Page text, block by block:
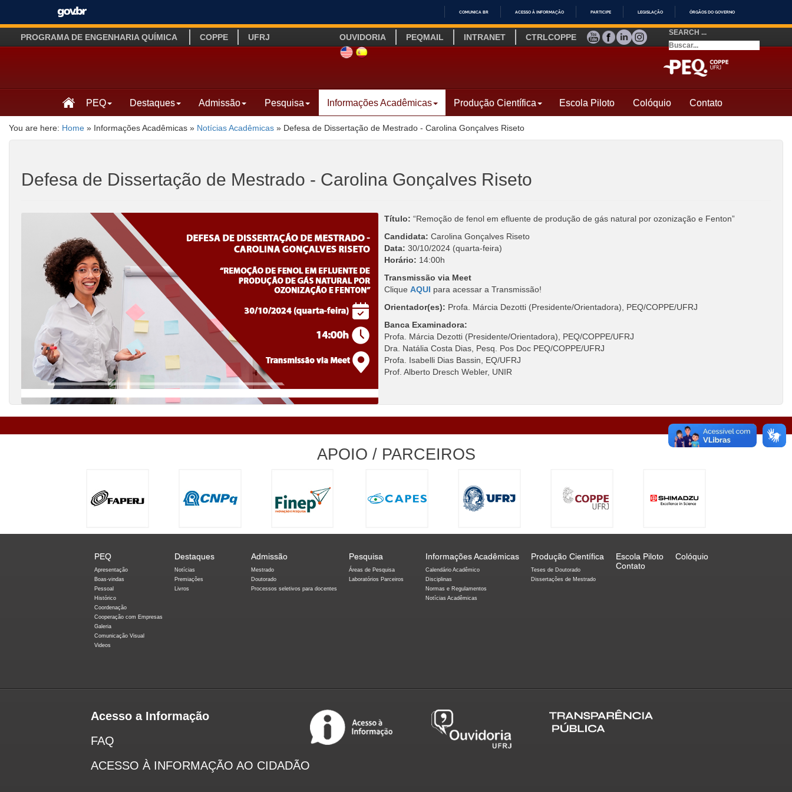
IR
O
COMUNICA BR ACESSO À INFORMAÇÃO PARTICIPE LEGISLAÇÃO ÓRGÃOS DO GOVERNO
PROGRAMA DE ENGENHARIA QUÍMICA COPPE UFRJ OUVIDORIA PEQMAIL INTRANET CTRLCOPPE YOUTUBE
FACEBOOK
LINKEDIN
INSTAGRAM
SITE INGLÊS
LINK SITE ESPANHOL
SEARCH ...
PEQ Destaques Admissão Pesquisa Informações Acadêmicas Produção Científica Escola Piloto Colóquio Contato
You are here: Home » Informações Acadêmicas » Notícias Acadêmicas » Defesa de Dissertação de Mestrado - Carolina Gonçalves Riseto
Defesa de Dissertação de Mestrado - Carolina Gonçalves Riseto
Título: “Remoção de fenol em efluente de produção de gás natural por ozonização e Fenton”
Candidata: Carolina Gonçalves Riseto
Data: 30/10/2024 (quarta-feira)
Horário: 14:00h
Transmissão via Meet
Clique AQUI para acessar a Transmissão!
Orientador(es): Profa. Márcia Dezotti (Presidente/Orientadora), PEQ/COPPE/UFRJ
Banca Examinadora:
Profa. Márcia Dezotti (Presidente/Orientadora), PEQ/COPPE/UFRJ
Dra. Natália Costa Dias, Pesq. Pos Doc PEQ/COPPE/UFRJ
Profa. Isabelli Dias Bassin, EQ/UFRJ
Prof. Alberto Dresch Webler, UNIR
APOIO / PARCEIROS
PEQ
Apresentação
Boas-vindas
Pessoal
Histórico
Coordenação
Cooperação com Empresas
Galeria
Comunicação Visual
Videos
Destaques
Notícias
Premiações
Livros
Admissão
Mestrado
Doutorado
Processos seletivos para docentes
Pesquisa
Áreas de Pesquisa
Laboratórios Parceiros
Informações Acadêmicas
Calendário Acadêmico
Disciplinas
Normas e Regulamentos
Notícias Acadêmicas
Produção Científica
Teses de Doutorado
Dissertações de Mestrado
Escola Piloto
Colóquio
Contato
Acesso a Informação
FAQ
ACESSO À INFORMAÇÃO AO CIDADÃO